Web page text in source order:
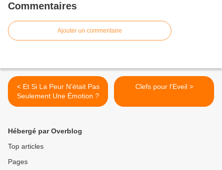
Commentaires
Ajouter un commentaire
< Et Si La Peur N’était Pas
Seulement Une Émotion ?
Clefs pour l'Eveil >
Hébergé par Overblog
Top articles
Pages